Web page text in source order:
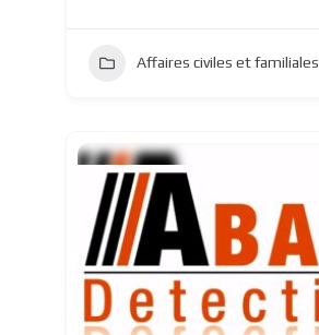
Affaires civiles et familiales